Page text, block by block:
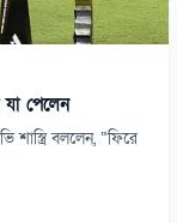
যা পেলেন
বললেন, “ফিরে